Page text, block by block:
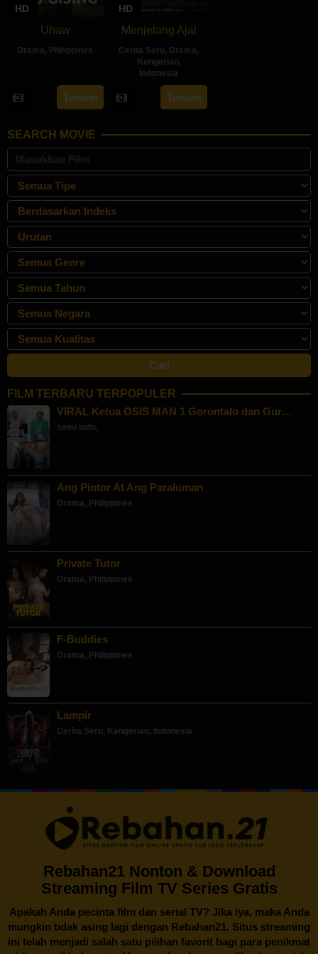
HD
Uhaw
Drama, Philippines
Aug
2024
Bonifacio
Tonton
HD
Menjelang Ajal
Cerita Seru, Drama,
Kengerian,
Indonesia
30
Apr
Hadrah
Daeng
Tonton
SEARCH MOVIE
FILM TERBARU TERPOPULER
VIRAL Ketua OSIS MAN 1 Gorontalo dan Gur…
semi indo,
Ang Pintor At Ang Paraluman
Drama, Philippines
Private Tutor
Drama, Philippines
F-Buddies
Drama, Philippines
Lampir
Cerita Seru, Kengerian, Indonesia
Rebahan21 Nonton & Download
Streaming Film TV Series Gratis
Apakah Anda pecinta film dan serial TV? Jika iya, maka Anda
mungkin tidak asing lagi dengan Rebahan21. Situs streaming
ini telah menjadi salah satu pilihan favorit bagi para penikmat